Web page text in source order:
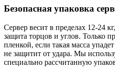
Безопасная упаковка
Сервер весит в пределах 12-24
защита торцов и углов. Только
пленкой, если такая масса
не защитит от удара. Мы
специально расcчитанную